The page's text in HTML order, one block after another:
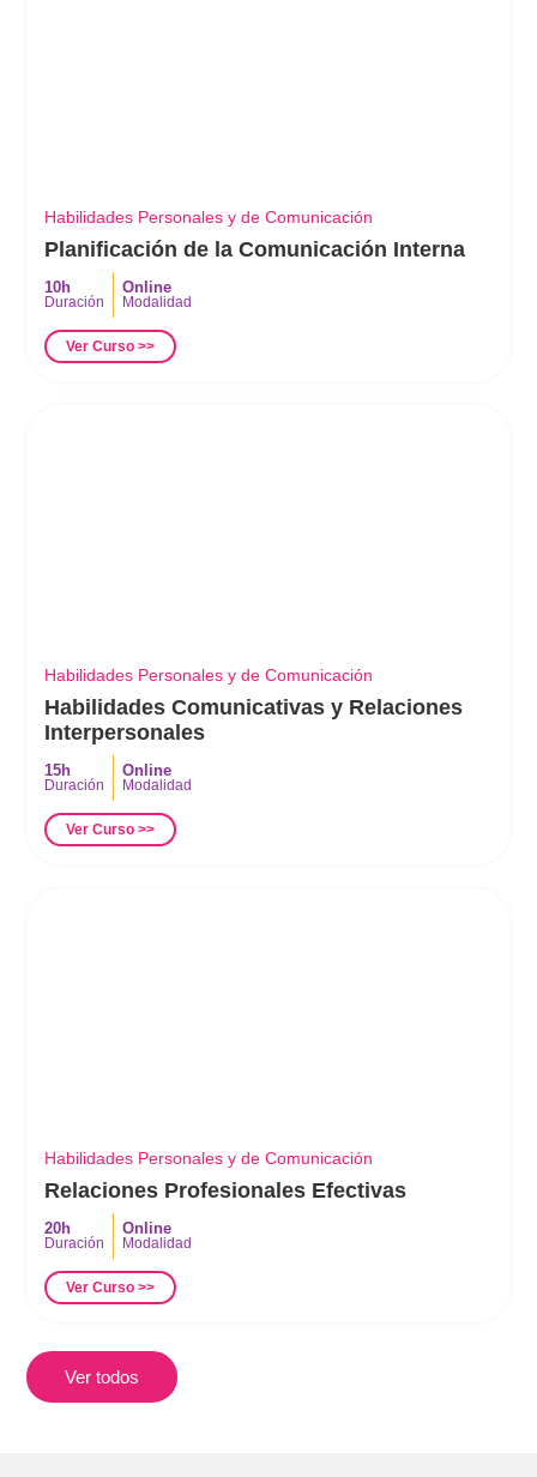
Habilidades Personales y de Comunicación
Planificación de la Comunicación Interna
10h
Duración
Online
Modalidad
Ver Curso >>
Habilidades Personales y de Comunicación
Habilidades Comunicativas y Relaciones
Interpersonales
15h
Duración
Online
Modalidad
Ver Curso >>
Habilidades Personales y de Comunicación
Relaciones Profesionales Efectivas
20h
Duración
Online
Modalidad
Ver Curso >>
Ver todos